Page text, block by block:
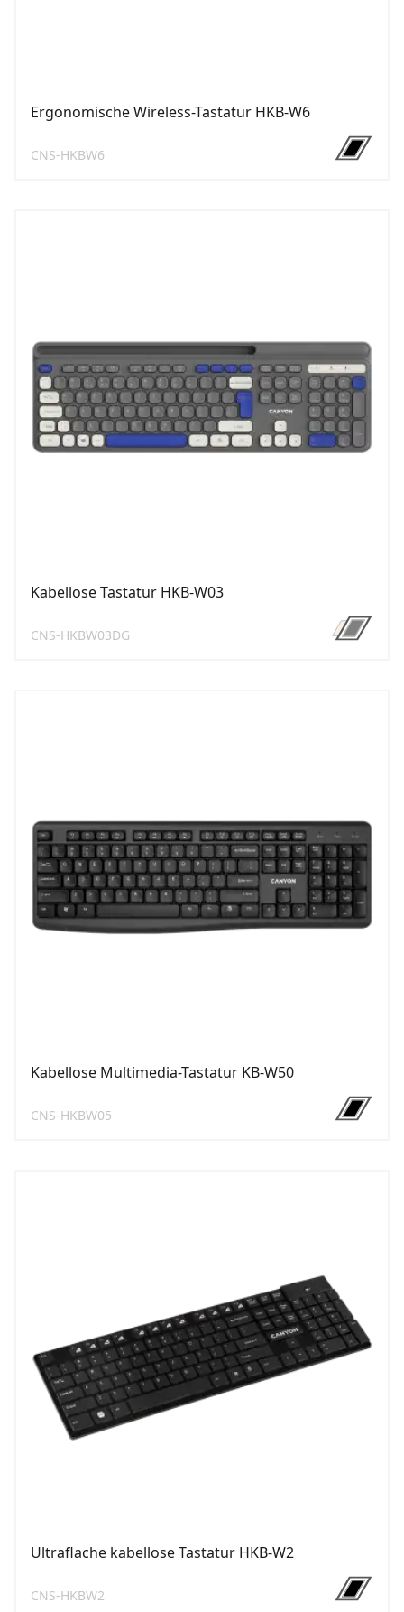
Ergonomische Wireless-Tastatur HKB-W6
CNS-HKBW6
Kabellose Tastatur HKB-W03
CNS-HKBW03DG
Kabellose Multimedia-Tastatur KB-W50
CNS-HKBW05
Ultraflache kabellose Tastatur HKB-W2
CNS-HKBW2